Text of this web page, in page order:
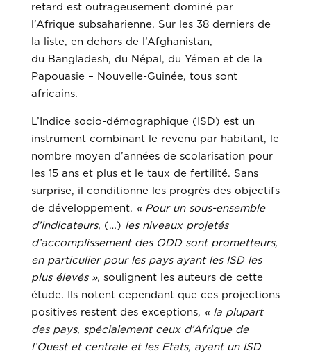
retard est outrageusement dominé par
l’Afrique subsaharienne. Sur les 38 derniers de
la liste, en dehors de l’Afghanistan,
du Bangladesh, du Népal, du Yémen et de la
Papouasie – Nouvelle-Guinée, tous sont
africains.
L’Indice socio-démographique (ISD) est un
instrument combinant le revenu par habitant, le
nombre moyen d’années de scolarisation pour
les 15 ans et plus et le taux de fertilité. Sans
surprise, il conditionne les progrès des objectifs
de développement. « Pour un sous-ensemble
d’indicateurs, (…) les niveaux projetés
d’accomplissement des ODD sont prometteurs,
en particulier pour les pays ayant les ISD les
plus élevés », soulignent les auteurs de cette
étude.
Ils notent cependant que ces projections
positives restent des exceptions, « la plupart
des pays, spécialement ceux d’Afrique de
l’Ouest et centrale et les Etats, ayant un ISD